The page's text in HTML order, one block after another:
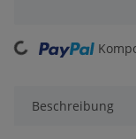
Beschreibung